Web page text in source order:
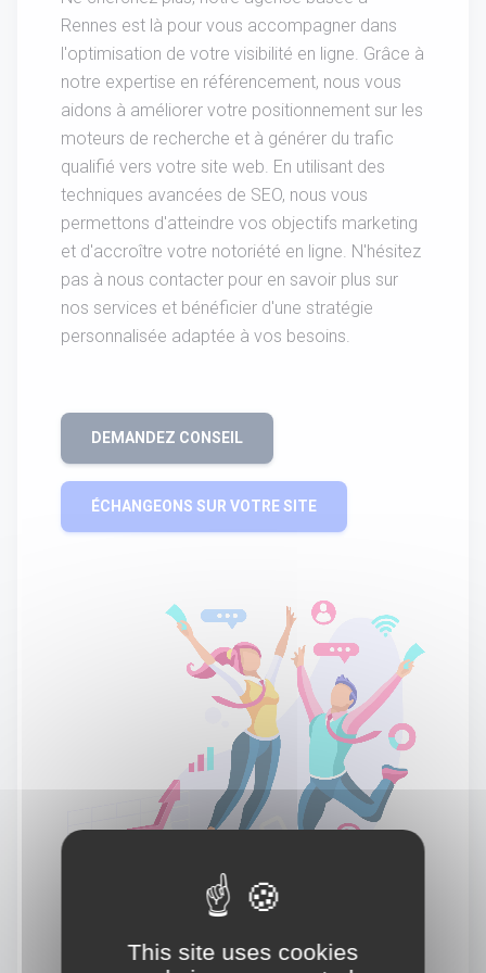
Rennes est là pour vous accompagner dans
l'optimisation de votre visibilité en ligne. Grâce à
notre expertise en référencement, nous vous
aidons à améliorer votre positionnement sur les
moteurs de recherche et à générer du trafic
qualifié vers votre site web. En utilisant des
techniques avancées de SEO, nous vous
permettons d'atteindre vos objectifs marketing
et d'accroître votre notoriété en ligne. N'hésitez
pas à nous contacter pour en savoir plus sur
nos services et bénéficier d'une stratégie
personnalisée adaptée à vos besoins.
DEMANDEZ CONSEIL
ÉCHANGEONS SUR VOTRE SITE
This site uses cookies